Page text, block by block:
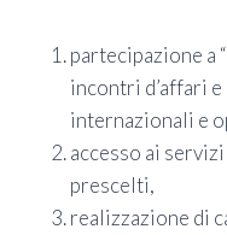
partecipazione a
incontri d’affari
internazionali e
accesso ai
prescelti,
realizzazione di